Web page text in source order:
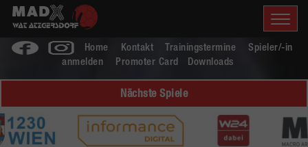
Home Kontakt Trainingstermine
Spieler/-in
anmelden
Promoter Card Downloads
Nächste Spiele